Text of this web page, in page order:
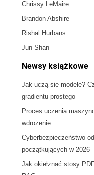
Chrissy LeMaire
Brandon Abshire
Rishal Hurbans
Jun Shan
Newsy książkowe
Jak uczą się modele?
gradientu prostego
Proces uczenia
wdrożenie.
Cyberbezpieczeństwo
początkujących w 2026
Jak okiełznać stosy